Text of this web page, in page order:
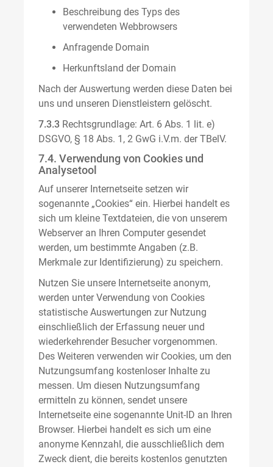
Beschreibung des Typs des
verwendeten Webbrowsers
Anfragende Domain
Herkunftsland der Domain
Nach der Auswertung werden diese Daten bei
uns und unseren Dienstleistern gelöscht.
7.3.3 Rechtsgrundlage: Art. 6 Abs. 1 lit. e)
DSGVO, § 18 Abs. 1, 2 GwG i.V.m. der TBelV.
7.4. Verwendung von Cookies und
Analysetool
Auf unserer Internetseite setzen wir
sogenannte „Cookies“ ein. Hierbei handelt es
sich um kleine Textdateien, die von unserem
Webserver an Ihren Computer gesendet
werden, um bestimmte Angaben (z.B.
Merkmale zur Identifizierung) zu speichern.
Nutzen Sie unsere Internetseite anonym,
werden unter Verwendung von Cookies
statistische Auswertungen zur Nutzung
einschließlich der Erfassung neuer und
wiederkehrender Besucher vorgenommen.
Des Weiteren verwenden wir Cookies, um den
Nutzungsumfang kostenloser Inhalte zu
messen. Um diesen Nutzungsumfang
ermitteln zu können, sendet unsere
Internetseite eine sogenannte Unit-ID an Ihren
Browser. Hierbei handelt es sich um eine
anonyme Kennzahl, die ausschließlich dem
Zweck dient, die bereits kostenlos genutzten